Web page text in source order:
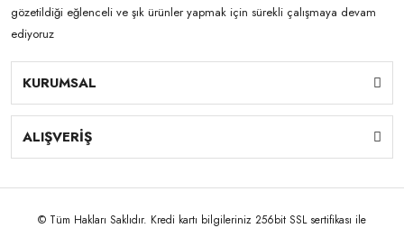
gözetildiği eğlenceli ve şık ürünler yapmak için sürekli çalışmaya devam
ediyoruz
KURUMSAL
ALIŞVERİŞ
© Tüm Hakları Saklıdır. Kredi kartı bilgileriniz 256bit SSL sertifikası ile